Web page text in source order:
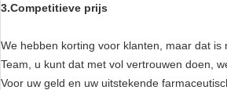
3.Competitieve prijs
We hebben korting voor klanten, maar dat is
Team, u kunt dat met vol vertrouwen doen,
Voor uw geld en uw uitstekende